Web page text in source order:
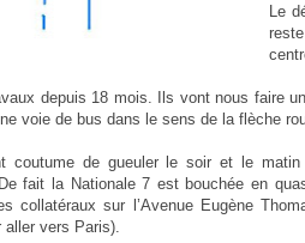
Le
depuis 18 mois. Ils vont nous faire
voie de bus dans le sens de la flèche
coutume de gueuler le soir et le
fait la Nationale 7 est bouchée en
collatéraux sur l’Avenue Eugène
vers Paris).